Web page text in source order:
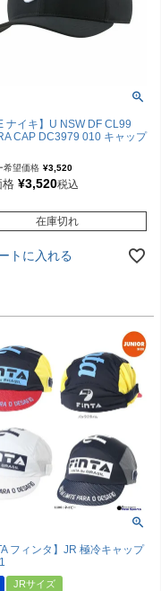
ナイキ】U NSW DF CL99
CAP DC3979 010 キャップ
希望価格 ¥3,520
格 ¥3,520税込
在庫切れ
トに入れる
フィンタ】JR 極冷キャップ
JRサイズ